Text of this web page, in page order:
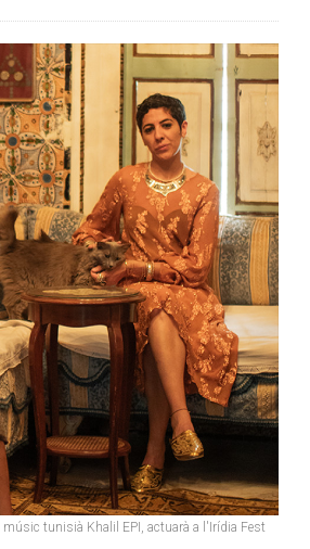
tunisià Khalil EPI, actuarà a l'Irídia Fest